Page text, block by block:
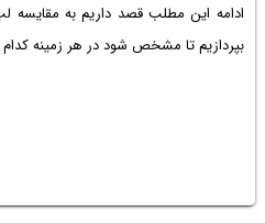
ادامه این مطلب قصد داریم به مقایسه
بپردازیم تا مشخص شود در هر زمینه